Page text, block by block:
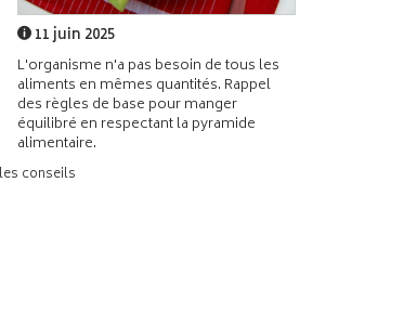
11 juin 2025
L'organisme n'a pas besoin de tous les
aliments en mêmes quantités. Rappel
des règles de base pour manger
équilibré en respectant la pyramide
alimentaire.
conseils